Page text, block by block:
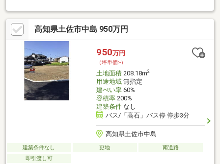
高知県土佐市中島 950万円
950万円
（坪単価:-）
土地面積208.18m2
用途地域無指定
建ぺい率60%
容積率200%
建築条件なし
バス/「高石」バス停 停歩3分
高知県土佐市中島
建築条件なし 更地
南道路
即引渡し可